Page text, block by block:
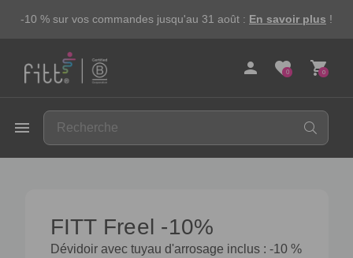
-10 % sur vos commandes jusqu'au 31 août : En savoir plus !
person 0
favorite 0
shopping_cart
menu
FITT Freel -10%
Dévidoir avec tuyau d'arrosage inclus : -10 %